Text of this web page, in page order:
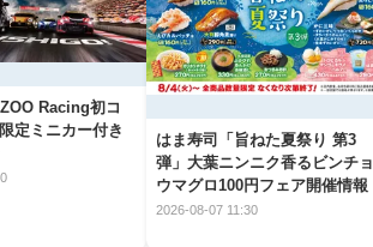
Racing初コ
定ミニカー付き
はま寿司「旨ねた夏祭り 第3
弾」大葉ニンニク香るビンチョ
ウマグロ100円フェア開催情報
2026-08-07 11:30